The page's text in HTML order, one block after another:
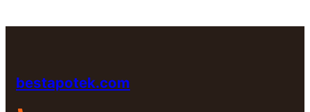
bestapotek.com